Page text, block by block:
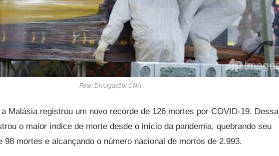
Foto: Divulgação/ CNA
Malásia registrou um novo recorde de 126 mortes por COVID-19. Dessa
o maior índice de morte desde o início da pandemia, quebrando seu
98 mortes e alcançando o número nacional de mortos de 2.993.